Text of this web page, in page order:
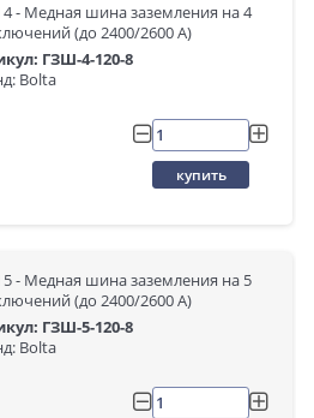
- Медная шина заземления на 4
(до 2400/2600 А)
ГЗШ-4-120-8
Bolta
купить
- Медная шина заземления на 5
(до 2400/2600 А)
ГЗШ-5-120-8
Bolta